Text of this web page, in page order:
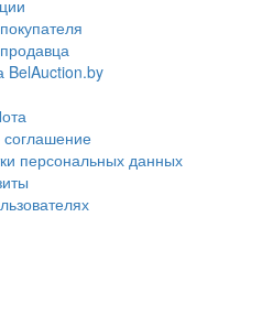
BelAuction.by
соглашение
персональных данных